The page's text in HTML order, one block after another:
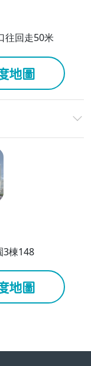
往回走50米
地圖
3棟148
地圖